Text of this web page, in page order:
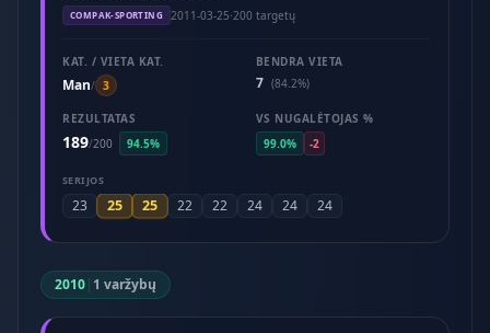
COMPAK-SPORTING 2011-03-25·200 targetų
KAT. / VIETA KAT.
Man/ 3
BENDRA VIETA
7 (84.2%)
REZULTATAS
189/200 94.5%
VS NUGALĖTOJAS %
99.0%
-2
SERIJOS
23 25 25 22 22 24 24 24
2010| 1 varžybų